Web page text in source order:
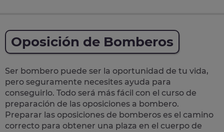
Oposición de Bomberos
Ser bombero puede ser la oportunidad de tu vida,
pero seguramente necesites ayuda para
conseguirlo. Todo será más fácil con el curso de
preparación de las oposiciones a bombero.
Preparar las oposiciones de bomberos es el camino
correcto para obtener una plaza en el cuerpo de